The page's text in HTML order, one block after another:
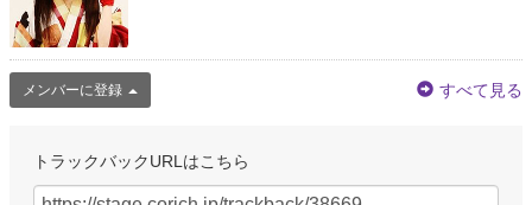
メンバーに登録 すべて見る
トラックバックURLはこちら